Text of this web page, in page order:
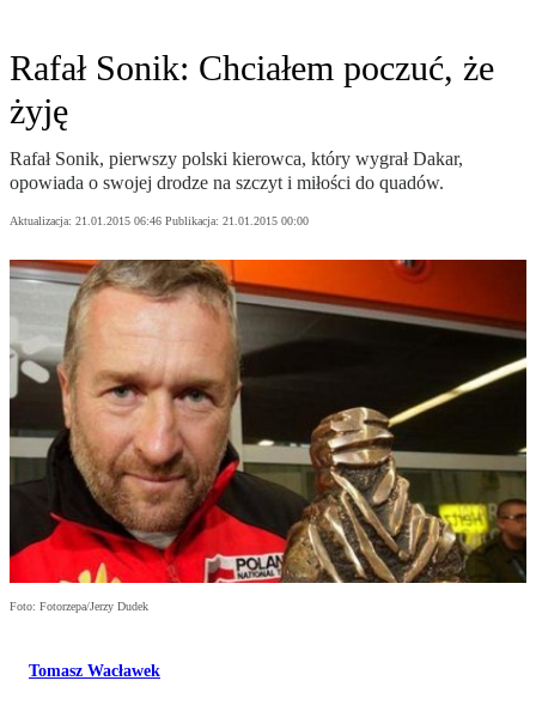
Rafał Sonik: Chciałem poczuć, że
żyję
Rafał Sonik, pierwszy polski kierowca, który wygrał Dakar,
opowiada o swojej drodze na szczyt i miłości do quadów.
Aktualizacja: 21.01.2015 06:46 Publikacja: 21.01.2015 00:00
Foto: Fotorzepa/Jerzy Dudek
Tomasz Wacławek